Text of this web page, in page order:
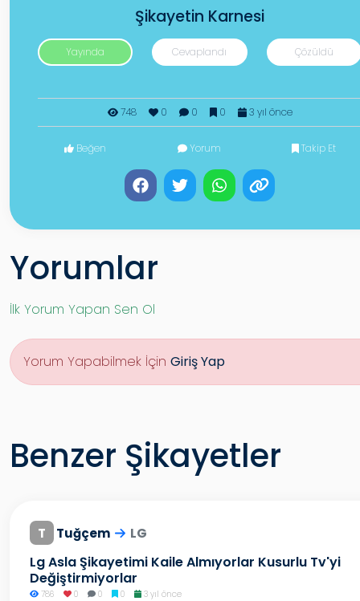
Şikayetin Karnesi
Yayında Cevaplandı Çözüldü
748 0 0 0 3 yıl önce
Beğen Yorum Takip Et
Yorumlar
İlk Yorum Yapan Sen Ol
Yorum Yapabilmek İçin Giriş Yap
Benzer Şikayetler
T Tuğçem LG
Lg Asla Şikayetimi Kaile Almıyorlar Kusurlu Tv'yi
Değiştirmiyorlar
786 0 0 0 3 yıl önce